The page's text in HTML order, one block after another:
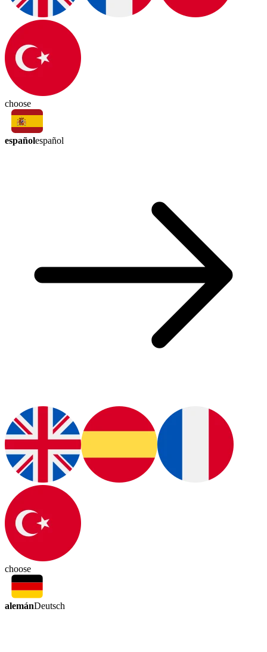
choose
españolespañol
choose
alemánDeutsch